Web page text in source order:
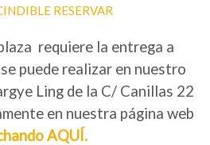
RESERVAR
requiere la entrega a
puede realizar en nuestro
Ling de la C/ Canillas 22
en nuestra página web
AQUÍ.